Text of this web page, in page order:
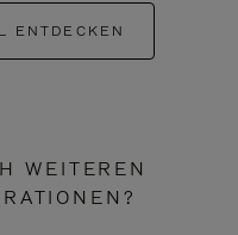
ENTDECKEN
WEITEREN